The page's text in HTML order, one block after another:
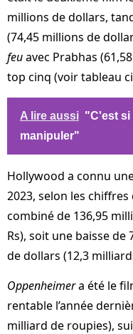
millions de dollars,
(74,45 millions de
feuavec Prabhas
top cinq (voir tableau
A lire aussi "C'est si
manipuler"
Hollywood a connu
2023, selon les chiffres
combiné de 136,95
Rs), soit une baisse
de dollars (12,3
Oppenheimera été le
rentable l’année
milliard de roupies),